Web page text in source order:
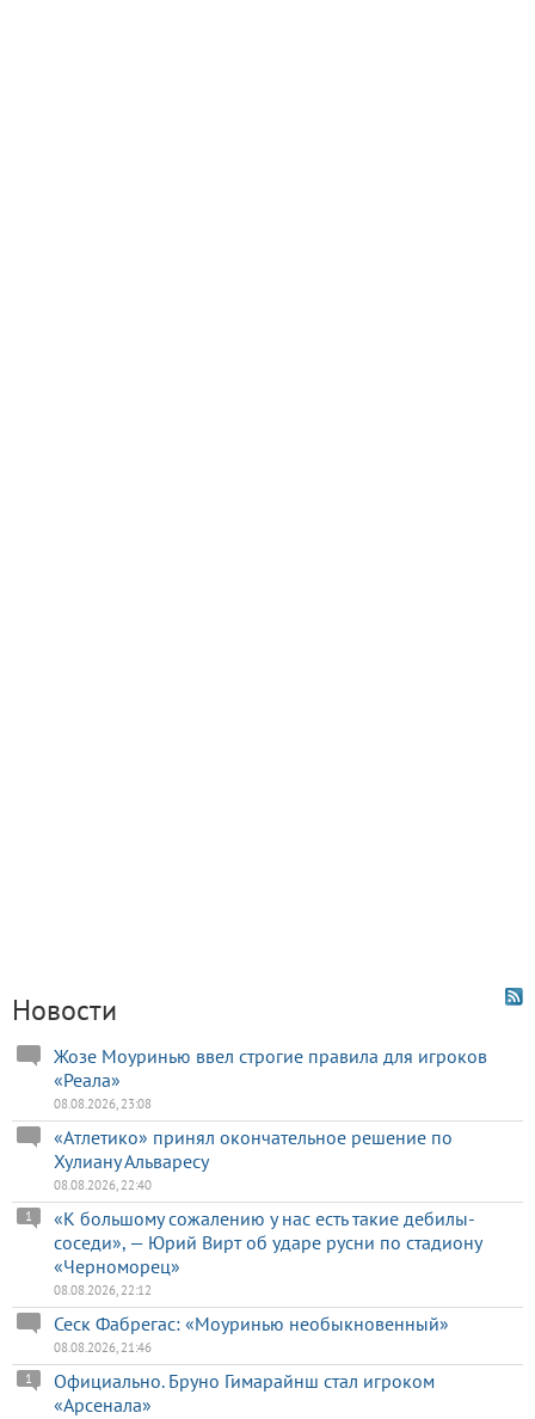
Новости
Жозе Моуринью ввел строгие правила для игроков
«Реала»
08.08.2026, 23:08
«Атлетико» принял окончательное решение по
Хулиану Альваресу
08.08.2026, 22:40
«К большому сожалению у нас есть такие дебилы-
соседи», — Юрий Вирт об ударе русни по стадиону
«Черноморец»
1
08.08.2026, 22:12
Сеск Фабрегас: «Моуринью необыкновенный»
08.08.2026, 21:46
Официально. Бруно Гимарайнш стал игроком
«Арсенала»
1